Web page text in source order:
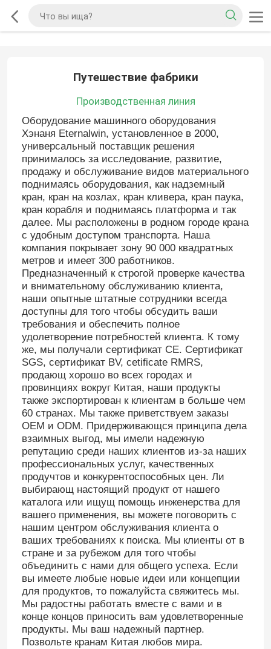
Путешествие фабрики
Производственная линия
Оборудование машинного оборудования
Хэнаня Eternalwin, установленное в 2000,
универсальный поставщик решения
принималось за исследование, развитие,
продажу и обслуживание видов материального
поднимаясь оборудования, как надземный
кран, кран на козлах, кран кливера, кран паука,
кран корабля и поднимаясь платформа и так
далее. Мы расположены в родном городе крана
с удобным доступом транспорта. Наша
компания покрывает зону 90 000 квадратных
метров и имеет 300 работников.
Предназначенный к строгой проверке качества
и внимательному обслуживанию клиента,
наши опытные штатные сотрудники всегда
доступны для того чтобы обсудить ваши
требования и обеспечить полное
удолетворение потребностей клиента. К тому
же, мы получали сертификат CE. Сертификат
SGS, сертификат BV, cetificate RMRS,
продающ хорошо во всех городах и
провинциях вокруг Китая, наши продукты
также экспортирован к клиентам в больше чем
60 странах. Мы также приветствуем заказы
OEM и ODM. Придерживающся принципа дела
взаимных выгод, мы имели надежную
репутацию среди наших клиентов из-за наших
профессиональных услуг, качественных
продучтов и конкурентоспособных цен. Ли
выбирающ настоящий продукт от нашего
каталога или ищущ помощь инженерства для
вашего применения, вы можете поговорить с
нашим центром обслуживания клиента о
ваших требованиях к поиска. Мы клиенты от в
стране и за рубежом для того чтобы
объединить с нами для общего успеха. Если
вы имеете любые новые идеи или концепции
для продуктов, то пожалуйста свяжитесь мы.
Мы радостны работать вместе с вами и в
конце концов приносить вам удовлетворенные
продукты. Мы ваш надежный партнер.
Позвольте кранам Китая любов мира.